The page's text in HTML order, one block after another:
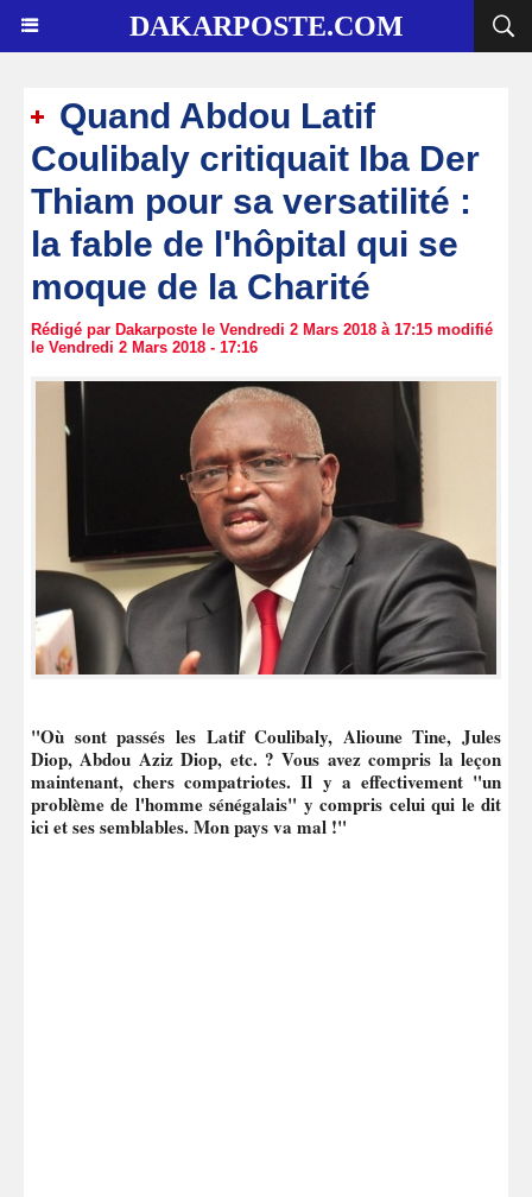
DAKARPOSTE.COM
Quand Abdou Latif
Coulibaly critiquait Iba Der
Thiam pour sa versatilité :
la fable de l'hôpital qui se
moque de la Charité
Rédigé par Dakarposte le Vendredi 2 Mars 2018 à 17:15 modifié
le Vendredi 2 Mars 2018 - 17:16
"Où sont passés les Latif Coulibaly, Alioune Tine, Jules
Diop, Abdou Aziz Diop, etc. ? Vous avez compris la leçon
maintenant, chers compatriotes. Il y a effectivement "un
problème de l'homme sénégalais" y compris celui qui le dit
ici et ses semblables. Mon pays va mal !"